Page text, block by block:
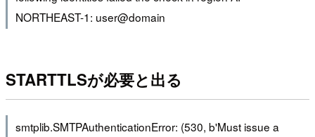
NORTHEAST-1: user@domain
STARTTLSが必要と出る
smtplib.SMTPAuthenticationError: (530, b'Must issue a